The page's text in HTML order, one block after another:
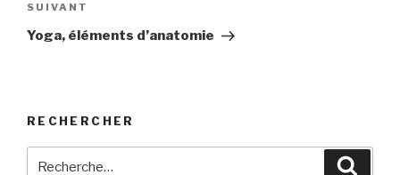
Article
suivant
SUIVANT
Yoga, éléments d’anatomie
RECHERCHER